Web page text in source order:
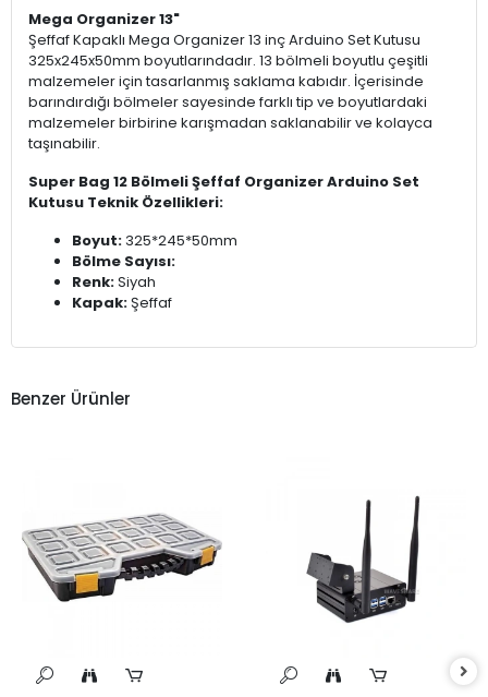
Mega Organizer 13"
Şeffaf Kapaklı Mega Organizer 13 inç Arduino Set Kutusu
325x245x50mm boyutlarındadır. 13 bölmeli boyutlu çeşitli
malzemeler için tasarlanmış saklama kabıdır. İçerisinde
barındırdığı bölmeler sayesinde farklı tip ve boyutlardaki
malzemeler birbirine karışmadan saklanabilir ve kolayca
taşınabilir.
Super Bag 12 Bölmeli Şeffaf Organizer Arduino Set
Kutusu Teknik Özellikleri:
Boyut:325*245*50mm
Bölme Sayısı:
Renk:Siyah
Kapak:Şeffaf
Benzer Ürünler